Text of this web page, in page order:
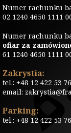
Numer rachunku
02 1240 4650 1111
Numer rachunku
ofiar za
61 1240 4650 1111
Zakrystia:
tel.: +48 12 422 53
email:
Parking:
tel.: +48 12 422 53